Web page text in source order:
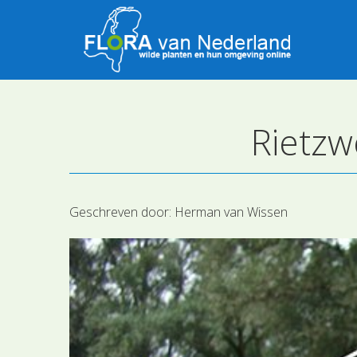
Geschreven door: Herman van Wissen